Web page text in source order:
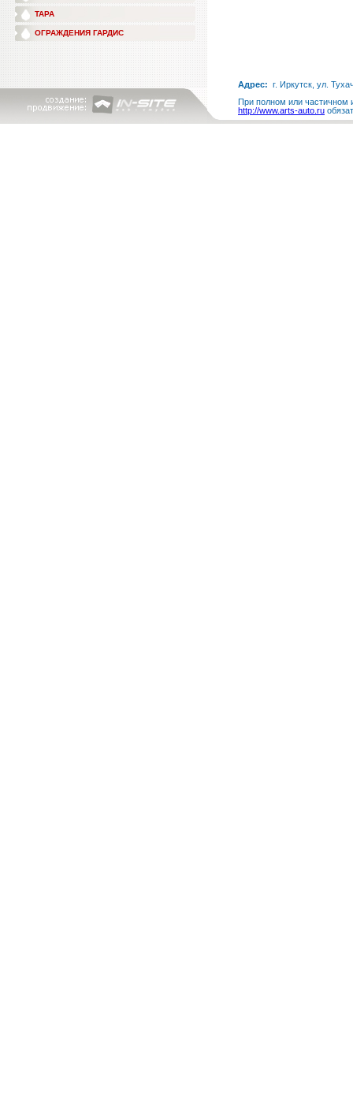
ТАРА
ОГРАЖДЕНИЯ ГАРДИС
Адрес: г. Иркутск, ул.
При полном или частичном
http://www.arts-auto.ru